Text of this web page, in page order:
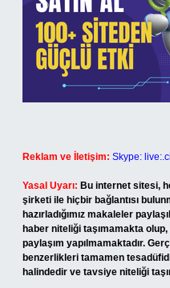
Reklam ve İletişim: Skype:
Yasal Uyarı: Bu internet sitesi,
şirketi ile hiçbir bağlantısı
hazırladığımız makaleler
haber niteliği taşımamakta
paylaşım yapılmamaktadır.
benzerlikleri tamamen
halindedir ve tavsiye niteliği